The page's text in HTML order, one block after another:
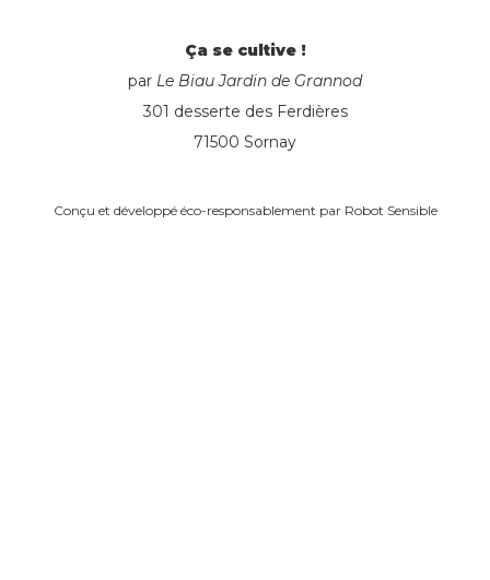
Ça se cultive !
par Le Biau Jardin de Grannod
301 desserte des Ferdières
71500 Sornay
Conçu et développé éco-responsablement par Robot Sensible